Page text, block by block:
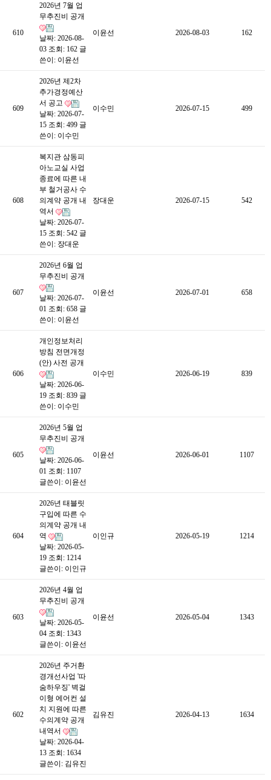
610
2026년 7월 업
무추진비 공개
날짜: 2026-08-
03 조회: 162 글
쓴이: 이윤선
이윤선 2026-08-03 162
609
2026년 제2차
추가경정예산
서 공고
날짜: 2026-07-
15 조회: 499 글
쓴이: 이수민
이수민 2026-07-15 499
608
복지관 삼동피
아노교실 사업
종료에 따른 내
부 철거공사 수
의계약 공개 내
역서
날짜: 2026-07-
15 조회: 542 글
쓴이: 장대운
장대운 2026-07-15 542
607
2026년 6월 업
무추진비 공개
날짜: 2026-07-
01 조회: 658 글
쓴이: 이윤선
이윤선 2026-07-01 658
606
개인정보처리
방침 전면개정
(안) 사전 공개
날짜: 2026-06-
19 조회: 839 글
쓴이: 이수민
이수민 2026-06-19 839
605
2026년 5월 업
무추진비 공개
날짜: 2026-06-
01 조회: 1107
글쓴이: 이윤선
이윤선 2026-06-01 1107
604
2026년 태블릿
구입에 따른 수
의계약 공개 내
역
날짜: 2026-05-
19 조회: 1214
글쓴이: 이인규
이인규 2026-05-19 1214
603
2026년 4월 업
무추진비 공개
날짜: 2026-05-
04 조회: 1343
글쓴이: 이윤선
이윤선 2026-05-04 1343
602
2026년 주거환
경개선사업 '따
숨하우징' 벽걸
이형 에어컨 설
치 지원에 따른
수의계약 공개
내역서
날짜: 2026-04-
13 조회: 1634
글쓴이: 김유진
김유진 2026-04-13 1634